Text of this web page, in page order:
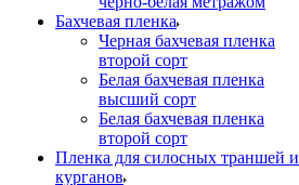
Бахчевая пленка
Черная бахчевая пленка
второй сорт
Белая бахчевая пленка
высший сорт
Белая бахчевая пленка
второй сорт
Пленка для силосных траншей и
курганов